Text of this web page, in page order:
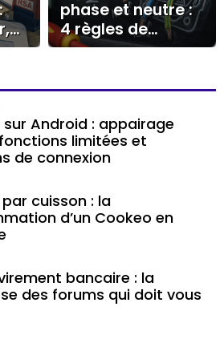
phase et neutre :
4 règles de
sécurité pour une
conforme
sur Android : appairage
limitées et
de connexion
cuisson : la
d’un Cookeo en
bancaire : la
des forums qui doit vous